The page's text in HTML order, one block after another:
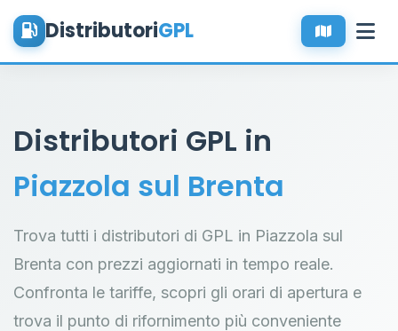
DistributoriGPL
Distributori GPL in
Piazzola sul Brenta
Trova tutti i distributori di GPL in Piazzola sul
Brenta con prezzi aggiornati in tempo reale.
Confronta le tariffe, scopri gli orari di apertura e
trova il punto di rifornimento più conveniente